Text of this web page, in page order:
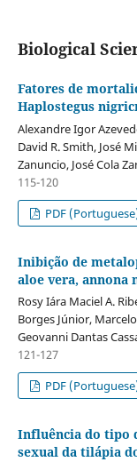
Biological
Fatores de
Haplostegus
Alexandre Igor
David R. Smith, José
Zanuncio, José Cola
115-120
PDF
Inibição de
aloe vera, annona
Rosy Iára Maciel A.
Borges Júnior,
Geovanni Dantas
121-127
PDF
Influência do tipo
sexual da tilápia